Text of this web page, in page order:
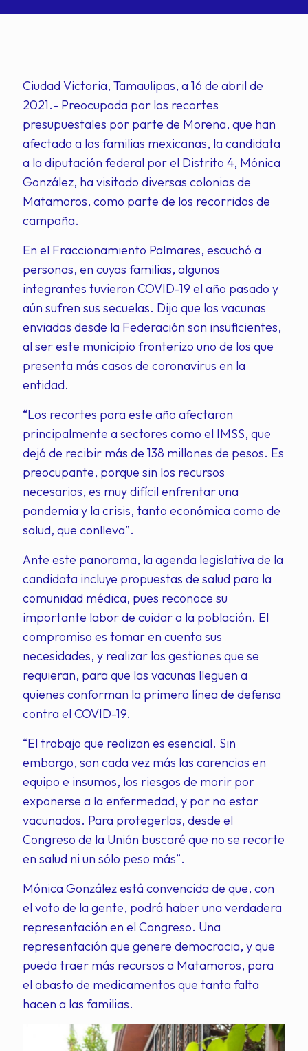
Ciudad Victoria, Tamaulipas, a 16 de abril de
2021.- Preocupada por los recortes
presupuestales por parte de Morena, que han
afectado a las familias mexicanas, la candidata
a la diputación federal por el Distrito 4, Mónica
González, ha visitado diversas colonias de
Matamoros, como parte de los recorridos de
campaña.
En el Fraccionamiento Palmares, escuchó a
personas, en cuyas familias, algunos
integrantes tuvieron COVID-19 el año pasado y
aún sufren sus secuelas. Dijo que las vacunas
enviadas desde la Federación son insuficientes,
al ser este municipio fronterizo uno de los que
presenta más casos de coronavirus en la
entidad.
“Los recortes para este año afectaron
principalmente a sectores como el IMSS, que
dejó de recibir más de 138 millones de pesos. Es
preocupante, porque sin los recursos
necesarios, es muy difícil enfrentar una
pandemia y la crisis, tanto económica como de
salud, que conlleva”.
Ante este panorama, la agenda legislativa de la
candidata incluye propuestas de salud para la
comunidad médica, pues reconoce su
importante labor de cuidar a la población. El
compromiso es tomar en cuenta sus
necesidades, y realizar las gestiones que se
requieran, para que las vacunas lleguen a
quienes conforman la primera línea de defensa
contra el COVID-19.
“El trabajo que realizan es esencial. Sin
embargo, son cada vez más las carencias en
equipo e insumos, los riesgos de morir por
exponerse a la enfermedad, y por no estar
vacunados. Para protegerlos, desde el
Congreso de la Unión buscaré que no se recorte
en salud ni un sólo peso más”.
Mónica González está convencida de que, con
el voto de la gente, podrá haber una verdadera
representación en el Congreso. Una
representación que genere democracia, y que
pueda traer más recursos a Matamoros, para
el abasto de medicamentos que tanta falta
hacen a las familias.